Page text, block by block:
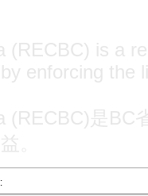
is a
enforcing
(RECBC)是
。